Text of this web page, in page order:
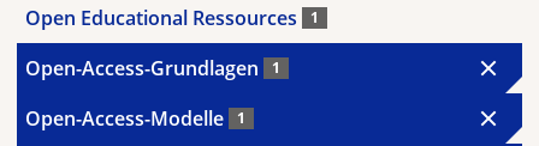
Open Educational Ressources 1
Open-Access-Grundlagen 1
Open-Access-Modelle 1